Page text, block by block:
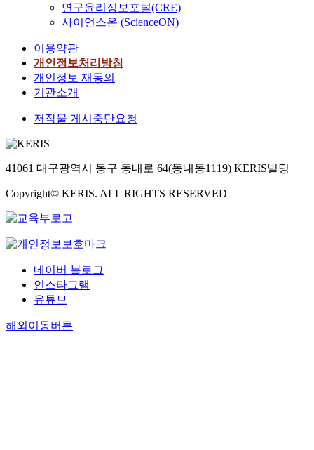
연구윤리정보포털(CRE)
사이언스온 (ScienceON)
이용약관
개인정보처리방침
개인정보 재동의
기관소개
저작물 게시중단요청
41061 대구광역시 동구 동내로 64(동내동1119) KERIS빌딩
Copyright© KERIS. ALL RIGHTS RESERVED
네이버 블로그
인스타그램
유튜브
해외이동버튼